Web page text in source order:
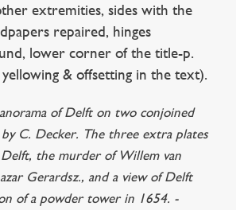
extremities, sides with the
repaired, hinges
lower corner of the title-p.
& offsetting in the text).
of Delft on two conjoined
by C. Decker. The three extra plates
the murder of Willem van
Gerardsz., and a view of Delft
of a powder tower in 1654. -